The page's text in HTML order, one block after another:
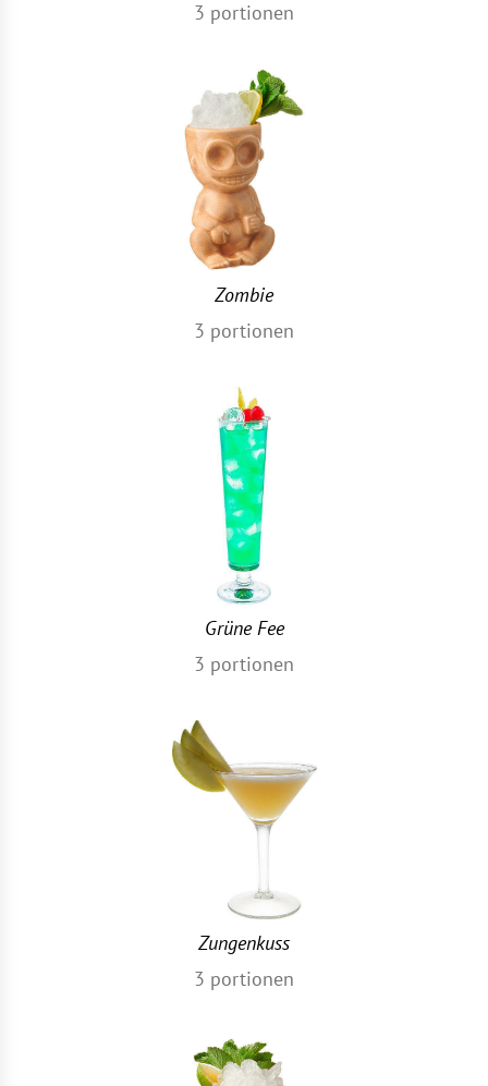
3 portionen
Zombie
3 portionen
Grüne Fee
3 portionen
Zungenkuss
3 portionen